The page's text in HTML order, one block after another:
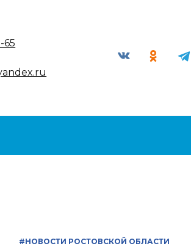
65
#НОВОСТИ РОСТОВСКОЙ ОБЛАСТИ